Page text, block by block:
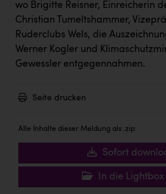
SCRI - Salzburg Cancer Research
Schwingshandl - automation
Smurfit Westrock Nettingsdorf
TGW Logistics
TRAILOMAT & Cycling Austria
VERITAS
wo Brigitte Reisner, Einreicherin
Christian Tumeltshammer,
Ruderclubs Wels, die
Werner Kogler und
Gewessler entgegennahmen.
Seite drucken
Alle Inhalte dieser Meldung als .zip:
Sofort
In die